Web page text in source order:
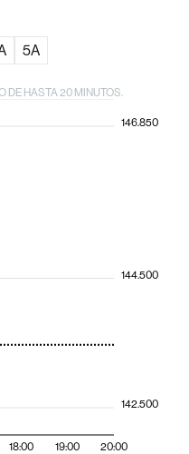
5A
DE HASTA 20 MINUTOS.
18:00 19:00 20:00
142.500
144.500
146.850